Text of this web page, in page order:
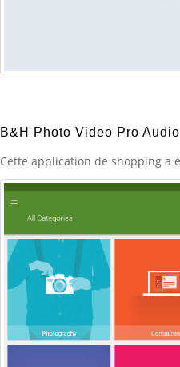
B&H Photo Video Pro Audio
Cette application de shopping a